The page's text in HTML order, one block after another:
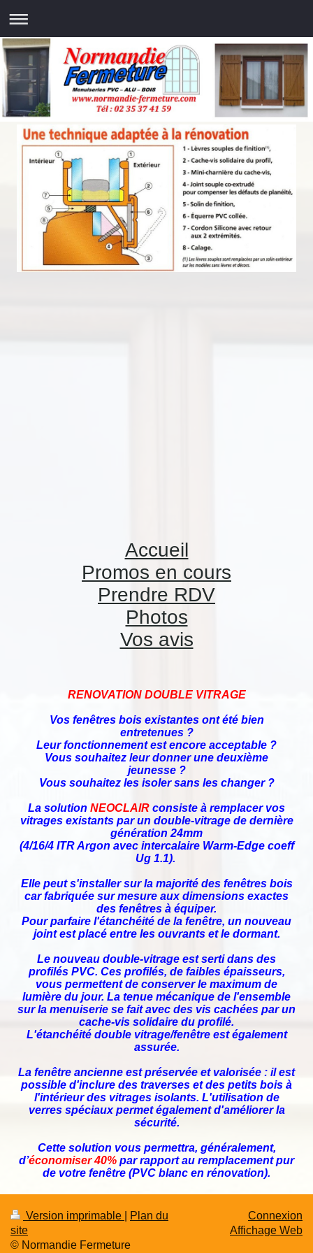
Accueil
Promos en cours
Prendre RDV
Photos
Vos avis
RENOVATION DOUBLE VITRAGE
Vos fenêtres bois existantes ont été bien
entretenues ?
Leur fonctionnement est encore acceptable ?
Vous souhaitez leur donner une deuxième
jeunesse ?
Vous souhaitez les isoler sans les changer ?
La solution NEOCLAIR consiste à remplacer vos
vitrages existants par un double-vitrage de dernière
génération 24mm
(4/16/4 ITR Argon avec intercalaire Warm-Edge coeff
Ug 1.1).
Elle peut s'installer sur la majorité des fenêtres bois
car fabriquée sur mesure aux dimensions exactes
des fenêtres à équiper.
Pour parfaire l'étanchéité de la fenêtre, un nouveau
joint est placé entre les ouvrants et le dormant.
Le nouveau double-vitrage est serti dans des
profilés PVC. Ces profilés, de faibles épaisseurs,
vous permettent de conserver le maximum de
lumière du jour. La tenue mécanique de l'ensemble
sur la menuiserie se fait avec des vis cachées par un
cache-vis solidaire du profilé.
L'étanchéité double vitrage/fenêtre est également
assurée.
La fenêtre ancienne est préservée et valorisée : il est
possible d'inclure des traverses et des petits bois à
l'intérieur des vitrages isolants. L'utilisation de
verres spéciaux permet également d'améliorer la
sécurité.
Cette solution vous permettra, généralement,
d’économiser 40% par rapport au remplacement pur
de votre fenêtre (PVC blanc en rénovation).
Version imprimable
Plan du
site
© Normandie Fermeture
Connexion
Affichage Web